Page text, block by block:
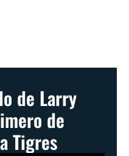
de Larry
de
Tigres